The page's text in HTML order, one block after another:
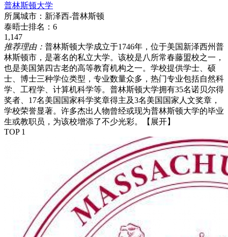
普林斯顿大学
所属城市： 新泽西-普林斯顿
泰晤士排名： 6
1,147
推荐理由： 普林斯顿大学成立于1746年，位于美国新泽西州普
林斯顿市，是著名的私立大学。该校是八所常春藤盟校之一，
也是美国第四古老的高等教育机构之一。学校提供学士、硕
士、博士三种学位类型，专业数量众多，热门专业包括自然科
学、工程学、计算机科学等。普林斯顿大学拥有35名诺贝尔得
奖者、17名美国国家科学奖章得主及3名美国国家人文奖章，
学校荣誉显著。许多杰出人物曾经或现为普林斯顿大学的毕业
生或教职员，为该校增添了不少光彩。
【展开】
TOP 1